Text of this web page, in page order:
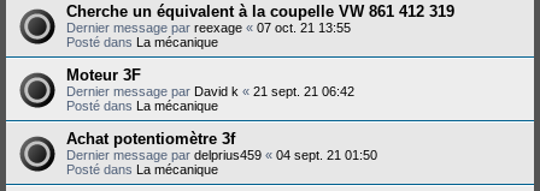
Cherche un équivalent à la coupelle VW 861 412 319
Dernier message par reexage « 07 oct. 21 13:55
Posté dans La mécanique
Moteur 3F
Dernier message par David k « 21 sept. 21 06:42
Posté dans La mécanique
Achat potentiomètre 3f
Dernier message par delprius459 « 04 sept. 21 01:50
Posté dans La mécanique